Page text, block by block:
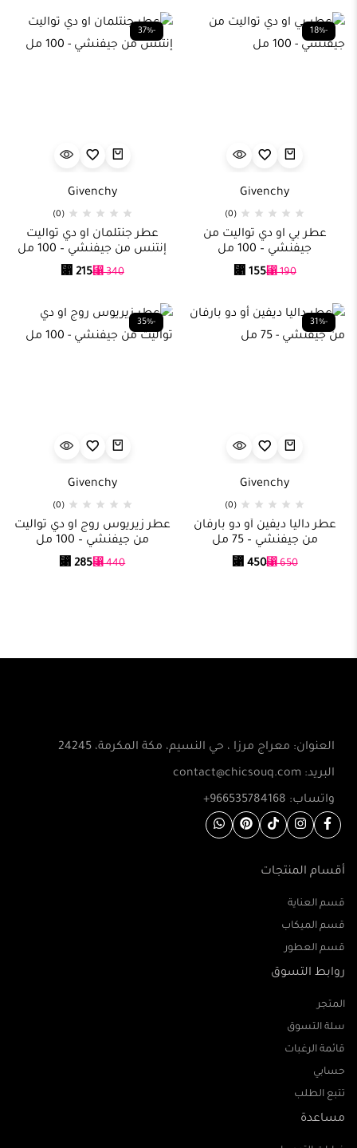
-18%
Givenchy
(0)
عطر بي او دي تواليت من
جيفنشي – 100 مل
⃁190
⃁ 155
-37%
Givenchy
(0)
عطر جنتلمان او دي تواليت
إنتنس من جيفنشي – 100 مل
⃁340
⃁ 215
-31%
Givenchy
(0)
عطر داليا ديفين أو دو بارفان
من جيفنشي – 75 مل
⃁650
⃁ 450
-35%
Givenchy
(0)
عطر زيريوس روج او دي تواليت
من جيفنشي – 100 مل
⃁440
⃁ 285
العنوان: معراج مرزا ، حي النسيم، مكة المكرمة، 24245
البريد: contact@chicsouq.com
واتساب: 966535784168+
أقسام المنتجات
قسم العناية
قسم الميكاب
قسم العطور
روابط التسوق
المتجر
سلة التسوق
قائمة الرغبات
حسابي
تتبع الطلب
مساعدة